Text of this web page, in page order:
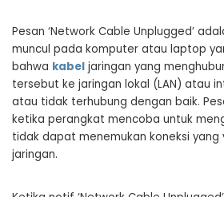
Pesan ‘Network Cable Unplugged’
muncul pada komputer atau laptop
bahwa kabel jaringan yang
tersebut ke jaringan lokal (LAN) atau
atau tidak terhubung dengan baik.
ketika perangkat mencoba untuk
tidak dapat menemukan koneksi yang
jaringan.